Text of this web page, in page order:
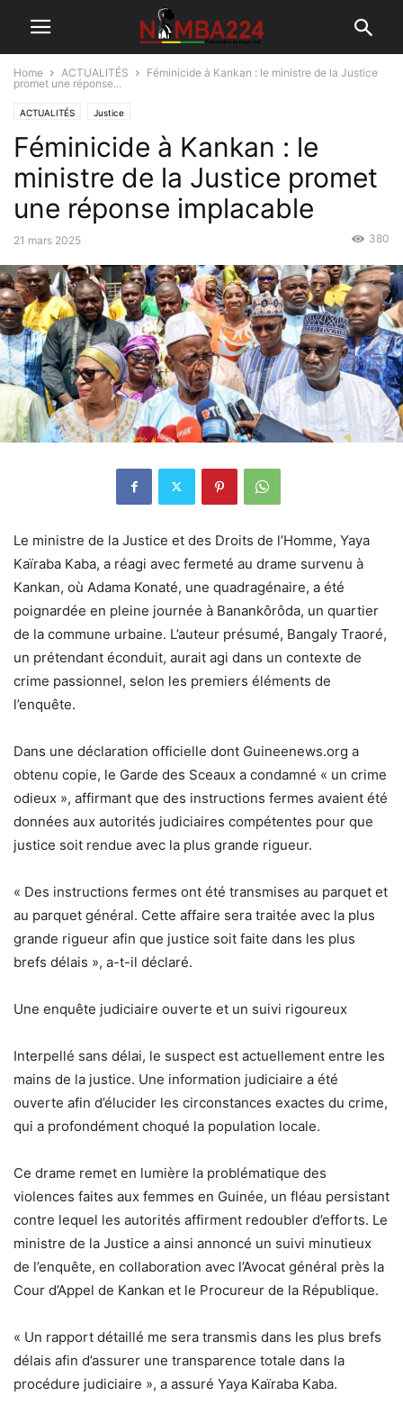
Home ACTUALITÉS
Féminicide à Kankan : le ministre de la Justice
promet une réponse...
ACTUALITÉS Justice
Féminicide à Kankan : le
ministre de la Justice promet
une réponse implacable
21 mars 2025 380
Le ministre de la Justice et des Droits de l’Homme, Yaya
Kaïraba Kaba, a réagi avec fermeté au drame survenu à
Kankan, où Adama Konaté, une quadragénaire, a été
poignardée en pleine journée à Banankôrôda, un quartier
de la commune urbaine. L’auteur présumé, Bangaly Traoré,
un prétendant éconduit, aurait agi dans un contexte de
crime passionnel, selon les premiers éléments de
l’enquête.
Dans une déclaration officielle dont Guineenews.org a
obtenu copie, le Garde des Sceaux a condamné « un crime
odieux », affirmant que des instructions fermes avaient été
données aux autorités judiciaires compétentes pour que
justice soit rendue avec la plus grande rigueur.
« Des instructions fermes ont été transmises au parquet et
au parquet général. Cette affaire sera traitée avec la plus
grande rigueur afin que justice soit faite dans les plus
brefs délais », a-t-il déclaré.
Une enquête judiciaire ouverte et un suivi rigoureux
Interpellé sans délai, le suspect est actuellement entre les
mains de la justice. Une information judiciaire a été
ouverte afin d’élucider les circonstances exactes du crime,
qui a profondément choqué la population locale.
Ce drame remet en lumière la problématique des
violences faites aux femmes en Guinée, un fléau persistant
contre lequel les autorités affirment redoubler d’efforts. Le
ministre de la Justice a ainsi annoncé un suivi minutieux
de l’enquête, en collaboration avec l’Avocat général près la
Cour d’Appel de Kankan et le Procureur de la République.
« Un rapport détaillé me sera transmis dans les plus brefs
délais afin d’assurer une transparence totale dans la
procédure judiciaire », a assuré Yaya Kaïraba Kaba.